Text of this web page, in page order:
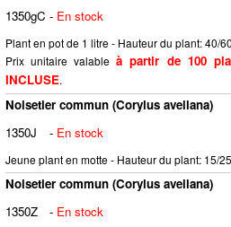
1350gC - En stock
Plant en pot de 1 litre - Hauteur du plant: 40/
Prix unitaire valableà partir de 100
INCLUSE.
Noisetier commun (Corylus avellana)
1350J
- En stock
Jeune plant en motte - Hauteur du plant: 15/
Noisetier commun (Corylus avellana)
1350Z
- En stock